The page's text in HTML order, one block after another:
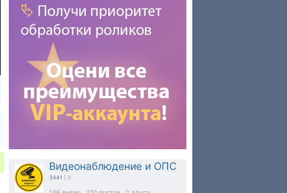
Видеонаблюдение и ОПС
3441 | 0